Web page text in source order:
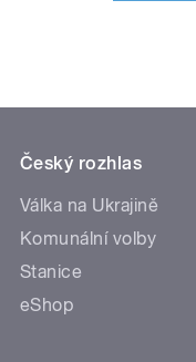
Český rozhlas
Válka na Ukrajině
Komunální volby
Stanice
eShop